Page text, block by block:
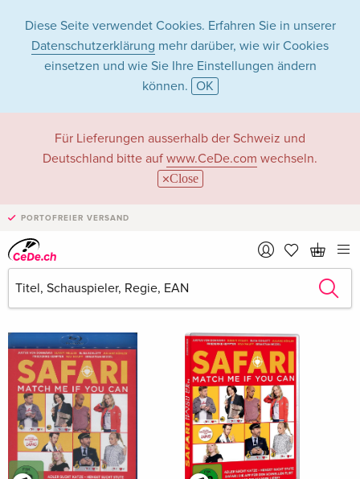
Diese Seite verwendet Cookies. Erfahren Sie in unserer
Datenschutzerklärung mehr darüber, wie wir Cookies
einsetzen und wie Sie Ihre Einstellungen ändern
können. OK
Für Lieferungen ausserhalb der Schweiz und
Deutschland bitte auf www.CeDe.com wechseln.
Close
PORTOFREIER VERSAND
Rudi Gaul in Filme -
Alle Formate
Rudi Gaul als Regisseur/in
Alle 5 Treffer anzeigen